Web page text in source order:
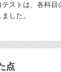
ストは、各科目
した。
点